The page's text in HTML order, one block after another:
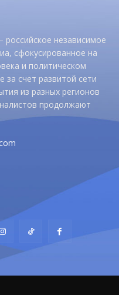
независимое
сфокусированное на
и политическом
за счет развитой сети
из разных регионов
продолжают